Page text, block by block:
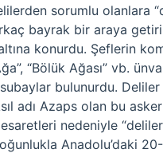
sorumlu olanlara
bayrak bir araya
konurdu. Şeflerin
“Bölük Ağası” vb.
bulunurdu.
adı Azaps olan bu
nedeniyle
Anadolu’daki